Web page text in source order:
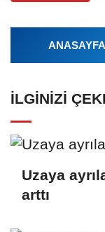
İLGINIZI
Uzaya
arttı